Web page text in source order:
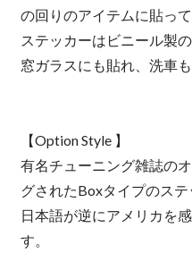
の回りのアイテムに貼っ
ステッカーはビニール製
窓ガラスにも貼れ、洗車
【Option Style 】
有名チューニング雑誌の
グされたBoxタイプのステ
日本語が逆にアメリカを
す。